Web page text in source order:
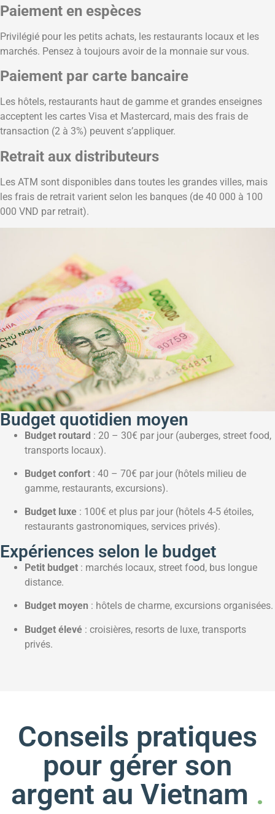
Paiement en espèces
Privilégié pour les petits achats, les restaurants locaux et les
marchés. Pensez à toujours avoir de la monnaie sur vous.
Paiement par carte bancaire
Les hôtels, restaurants haut de gamme et grandes enseignes
acceptent les cartes Visa et Mastercard, mais des frais de
transaction (2 à 3%) peuvent s’appliquer.
Retrait aux distributeurs
Les ATM sont disponibles dans toutes les grandes villes, mais
les frais de retrait varient selon les banques (de 40 000 à 100
000 VND par retrait).
Budget quotidien moyen
Budget routard : 20 – 30€ par jour (auberges, street food,
transports locaux).
Budget confort : 40 – 70€ par jour (hôtels milieu de
gamme, restaurants, excursions).
Budget luxe : 100€ et plus par jour (hôtels 4-5 étoiles,
restaurants gastronomiques, services privés).
Expériences selon le budget
Petit budget : marchés locaux, street food, bus longue
distance.
Budget moyen : hôtels de charme, excursions organisées.
Budget élevé : croisières, resorts de luxe, transports
privés.
Conseils pratiques
pour gérer son
argent au Vietnam .